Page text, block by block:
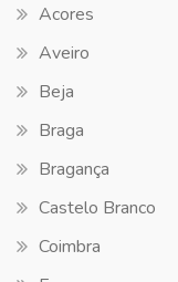
Acores
Aveiro
Beja
Braga
Bragança
Castelo Branco
Coimbra